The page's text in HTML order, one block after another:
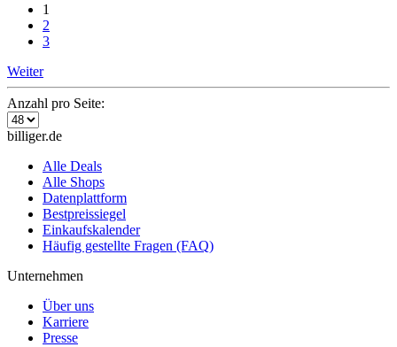
1
2
3
Weiter
Anzahl pro Seite:
billiger.de
Alle Deals
Alle Shops
Datenplattform
Bestpreissiegel
Einkaufskalender
Häufig gestellte Fragen (FAQ)
Unternehmen
Über uns
Karriere
Presse